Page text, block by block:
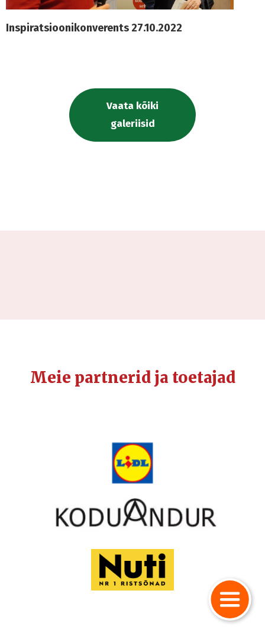
Inspiratsioonikonverents 27.10.2022
Vaata kõiki
galeriisid
Meie partnerid ja toetajad